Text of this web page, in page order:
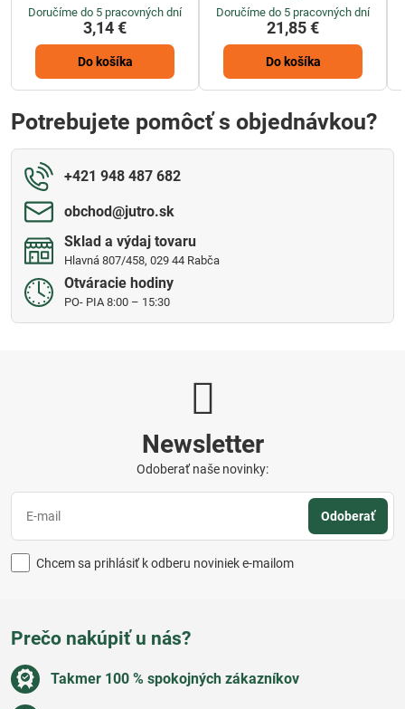
Doručíme do 5 pracovných dní
3,14 €
Do košíka
Doručíme do 5 pracovných dní
21,85 €
Do košíka
Potrebujete pomôcť s objednávkou?
+421 948 487 682
obchod​@jutro​.sk
Sklad a výdaj tovaru
Hlavná 807/458, 029 44 Rabča
Otváracie hodiny
PO- PIA 8:00 – 15:30
Newsletter
Odoberať naše novinky:
Odoberať
Chcem sa prihlásiť k odberu noviniek e-mailom
Prečo nakúpiť u nás?
Takmer 100 % spokojných zákazníkov